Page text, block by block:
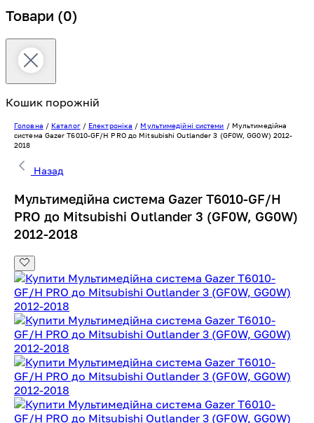
Товари (0)
Кошик порожній
Головна / Каталог/ Електроніка / Мультимедійні системи / Мультимедійна
система Gazer T6010-GF/H PRO до Mitsubishi Outlander 3 (GF0W, GG0W) 2012-
2018
Назад
Мультимедійна система Gazer T6010-GF/H
PRO до Mitsubishi Outlander 3 (GF0W, GG0W)
2012-2018